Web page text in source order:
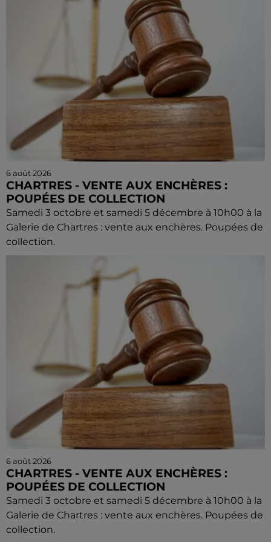
6 août 2026
CHARTRES - VENTE AUX ENCHÈRES :
POUPÉES DE COLLECTION
Samedi 3 octobre et samedi 5 décembre à 10h00 à la
Galerie de Chartres : vente aux enchères. Poupées de
collection.
6 août 2026
CHARTRES - VENTE AUX ENCHÈRES :
POUPÉES DE COLLECTION
Samedi 3 octobre et samedi 5 décembre à 10h00 à la
Galerie de Chartres : vente aux enchères. Poupées de
collection.